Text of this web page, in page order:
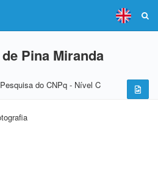
Pina Miranda
do CNPq - Nível C